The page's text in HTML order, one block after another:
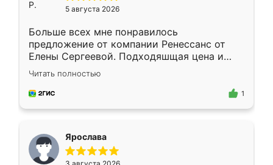
5 августа 2026
Больше всех мне понравилось
предложение от компании Ренессанс от
Елены Сергеевой. Подходяшщая цена и
короткие сроки изготовления. Приехавший
для замера сотрудник Владислав
предложил по моему эскизу самый
Читать полностью
1
Ярослава